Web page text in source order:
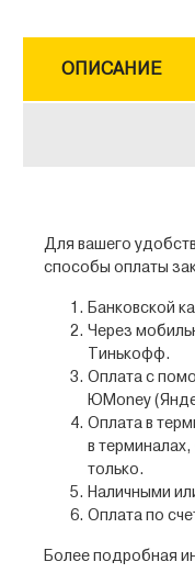
ОПИСАНИЕ
Для вашего
способы оплаты
Банковской
Через
Тинькофф.
Оплата с
ЮMoney
Оплата в
в
только.
Наличными
Оплата по
Более подробная